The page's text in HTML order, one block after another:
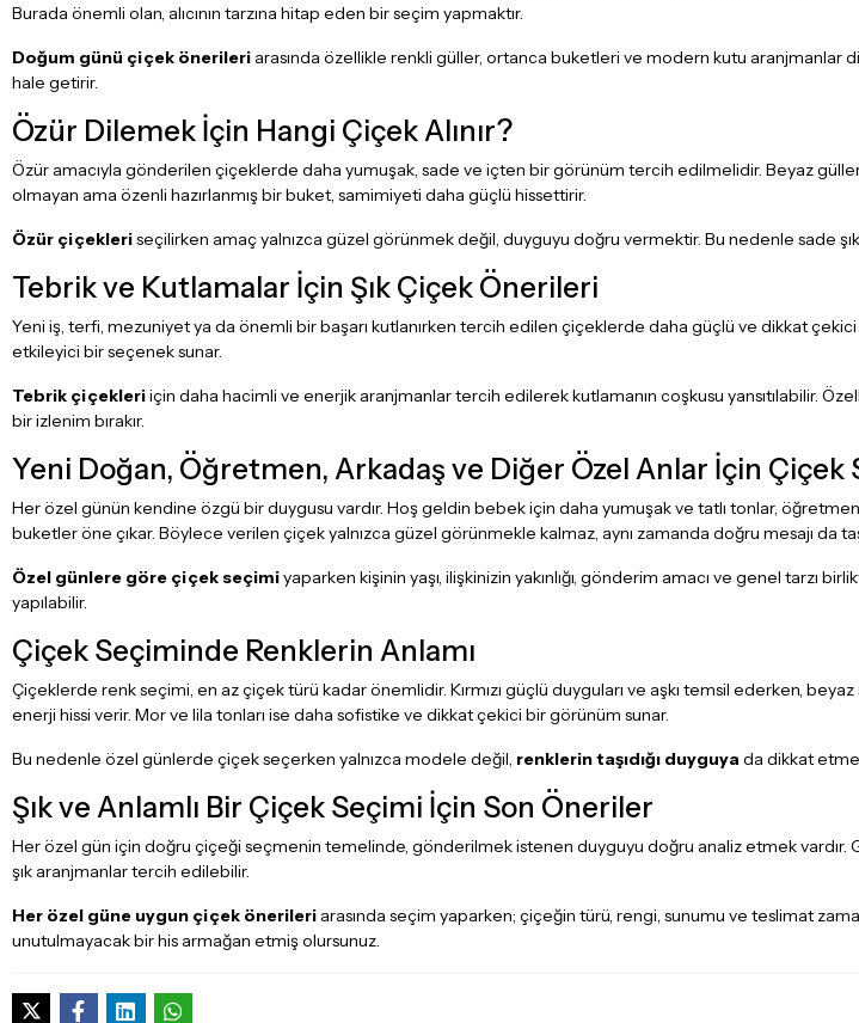
Burada önemli olan, alıcının tarzına hitap eden bir seçim yapmaktır.
Doğum günü çiçek önerileri arasında özellikle renkli güller, ortanca buketleri ve modern kutu aranjmanlar
hale getirir.
Özür Dilemek İçin Hangi Çiçek Alınır?
Özür amacıyla gönderilen çiçeklerde daha yumuşak, sade ve içten bir görünüm tercih edilmelidir. Beyaz
olmayan ama özenli hazırlanmış bir buket, samimiyeti daha güçlü hissettirir.
Özür çiçekleriseçilirken amaç yalnızca güzel görünmek değil, duyguyu doğru vermektir. Bu nedenle sade
Tebrik ve Kutlamalar İçin Şık Çiçek Önerileri
Yeni iş, terfi, mezuniyet ya da önemli bir başarı kutlanırken tercih edilen çiçeklerde daha güçlü ve dikkat
etkileyici bir seçenek sunar.
Tebrik çiçekleriiçin daha hacimli ve enerjik aranjmanlar tercih edilerek kutlamanın coşkusu yansıtılabilir.
bir izlenim bırakır.
Yeni Doğan, Öğretmen, Arkadaş ve Diğer Özel Anlar İçin Çiçek
Her özel günün kendine özgü bir duygusu vardır. Hoş geldin bebek için daha yumuşak ve tatlı tonlar,
buketler öne çıkar. Böylece verilen çiçek yalnızca güzel görünmekle kalmaz, aynı zamanda doğru mesajı da
Özel günlere göre çiçek seçimiyaparken kişinin yaşı, ilişkinizin yakınlığı, gönderim amacı ve genel tarzı
yapılabilir.
Çiçek Seçiminde Renklerin Anlamı
Çiçeklerde renk seçimi, en az çiçek türü kadar önemlidir. Kırmızı güçlü duyguları ve aşkı temsil ederken,
enerji hissi verir. Mor ve lila tonları ise daha sofistike ve dikkat çekici bir görünüm sunar.
Bu nedenle özel günlerde çiçek seçerken yalnızca modele değil, renklerin taşıdığı duyguya da dikkat
Şık ve Anlamlı Bir Çiçek Seçimi İçin Son Öneriler
Her özel gün için doğru çiçeği seçmenin temelinde, gönderilmek istenen duyguyu doğru analiz etmek
şık aranjmanlar tercih edilebilir.
Her özel güne uygun çiçek önerileri arasında seçim yaparken; çiçeğin türü, rengi, sunumu ve teslimat
unutulmayacak bir his armağan etmiş olursunuz.